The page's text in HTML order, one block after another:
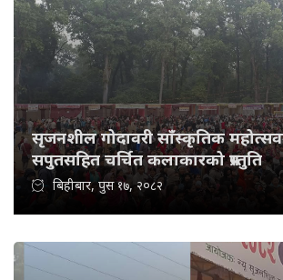
सृजनशील गोदावरी साँस्कृतिक
सपुतसहित चर्चित कलाकारको प्रस्तुति
बिहीबार, पुस १७, २०८२